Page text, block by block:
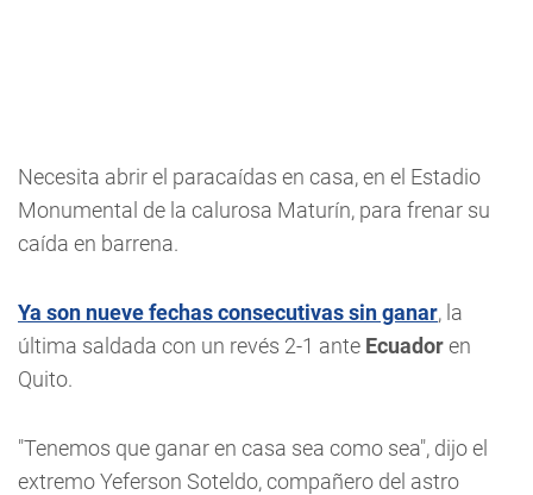
Necesita abrir el paracaídas en casa, en el Estadio
Monumental de la calurosa Maturín, para frenar su
caída en barrena.
Ya son nueve fechas consecutivas sin ganar, la
última saldada con un revés 2-1 ante Ecuadoren
Quito.
"Tenemos que ganar en casa sea como sea", dijo el
extremo Yeferson Soteldo, compañero del astro